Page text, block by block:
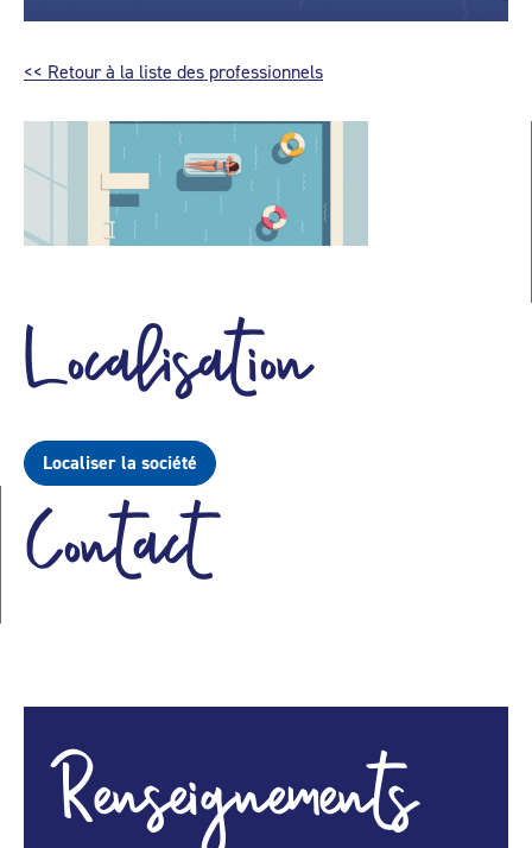
<< Retour à la liste des professionnels
Localisation
Localiser la société
Contact
Renseignements